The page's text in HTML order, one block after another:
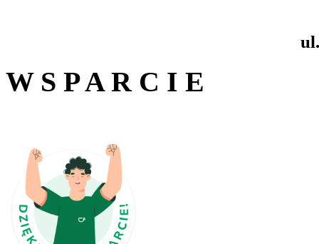
W S P A R C I E